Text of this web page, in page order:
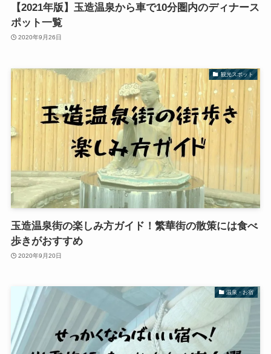
【2021年版】玉造温泉から車で10分圏内のディナース
ポット一覧
2020年9月26日
観光スポット
玉造温泉街の楽しみ方ガイド！繁華街の散策には食べ
歩きがおすすめ
2020年9月20日
温泉・お宿